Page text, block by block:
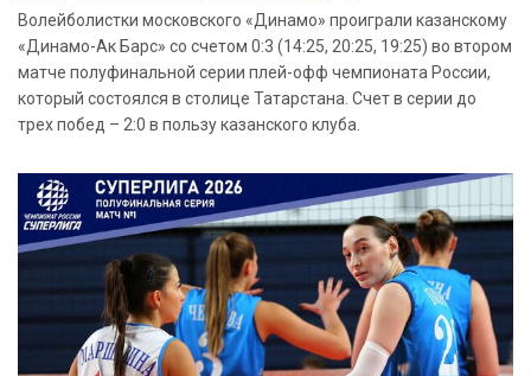
Волейболистки московского «Динамо» проиграли казанскому
«Динамо-Ак Барс» со счетом 0:3 (14:25, 20:25, 19:25) во втором
матче полуфинальной серии плей-офф чемпионата России,
который состоялся в столице Татарстана. Счет в серии до
трех побед – 2:0 в пользу казанского клуба.